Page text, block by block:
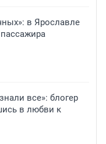
в Ярославле
все»: блогер
в любви к